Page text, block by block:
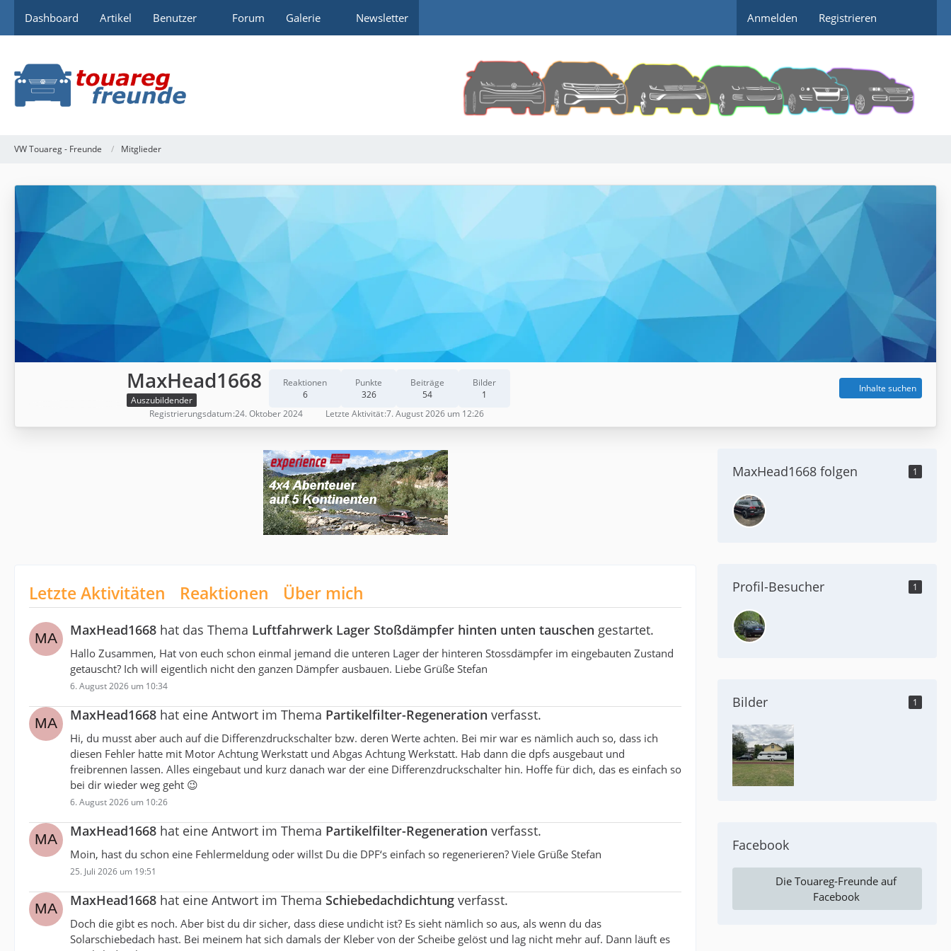
Dashboard Artikel Benutzer Forum Galerie Newsletter Anmelden Registrieren
VW Touareg - Freunde Mitglieder
MaxHead1668
Auszubildender
Reaktionen
6
Punkte
326
Beiträge
54
Bilder
1
Inhalte suchen
Registrierungsdatum 24. Oktober 2024 Letzte Aktivität 7. August 2026 um 12:26
Letzte Aktivitäten Reaktionen Über mich
MaxHead1668 hat das Thema Luftfahrwerk Lager Stoßdämpfer hinten unten tauschen gestartet.
Hallo Zusammen, Hat von euch schon einmal jemand die unteren Lager der hinteren Stossdämpfer im eingebauten Zustand
getauscht? Ich will eigentlich nicht den ganzen Dämpfer ausbauen. Liebe Grüße Stefan
6. August 2026 um 10:34
MaxHead1668 hat eine Antwort im Thema Partikelfilter-Regeneration verfasst.
Hi, du musst aber auch auf die Differenzdruckschalter bzw. deren Werte achten. Bei mir war es nämlich auch so, dass ich
diesen Fehler hatte mit Motor Achtung Werkstatt und Abgas Achtung Werkstatt. Hab dann die dpfs ausgebaut und
freibrennen lassen. Alles eingebaut und kurz danach war der eine Differenzdruckschalter hin. Hoffe für dich, das es einfach so
bei dir wieder weg geht 😉
6. August 2026 um 10:26
MaxHead1668 hat eine Antwort im Thema Partikelfilter-Regeneration verfasst.
Moin, hast du schon eine Fehlermeldung oder willst Du die DPF‘s einfach so regenerieren? Viele Grüße Stefan
25. Juli 2026 um 19:51
MaxHead1668 hat eine Antwort im Thema Schiebedachdichtung verfasst.
Doch die gibt es noch. Aber bist du dir sicher, dass diese undicht ist? Es sieht nämlich so aus, als wenn du das
Solarschiebedach hast. Bei meinem hat sich damals der Kleber von der Scheibe gelöst und lag nicht mehr auf. Dann läuft es
MaxHead1668 folgen 1
Profil-Besucher 1
Bilder 1
Facebook
Die Touareg-Freunde auf
Facebook